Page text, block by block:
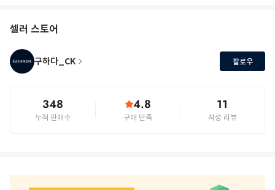
셀러 스토어
구하다_CK 팔로우
348
누적 판매수
4.8
구매 만족
11
작성 리뷰